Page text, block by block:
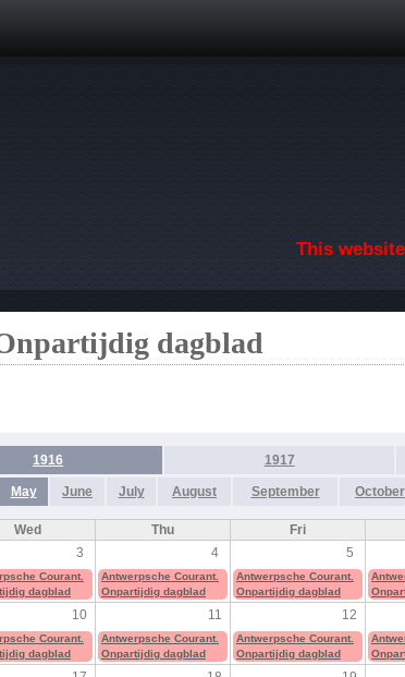
This website
dagblad
1916 1917
May June July August September October
Wed Thu Fri
3 4 5
Courant.
dagblad
Antwerpsche Courant.
Onpartijdig dagblad
Antwerpsche Courant.
Onpartijdig dagblad
10 11 12
Courant.
dagblad
Antwerpsche Courant.
Onpartijdig dagblad
Antwerpsche Courant.
Onpartijdig dagblad